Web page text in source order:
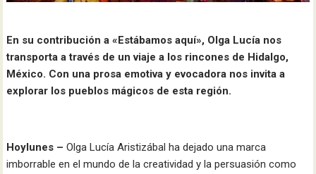
En su contribución a «Estábamos aquí», Olga Lucía nos
transporta a través de un viaje a los rincones de Hidalgo,
México. Con una prosa emotiva y evocadora nos invita a
explorar los pueblos mágicos de esta región.
Hoylunes – Olga Lucía Aristizábal ha dejado una marca
imborrable en el mundo de la creatividad y la persuasión como